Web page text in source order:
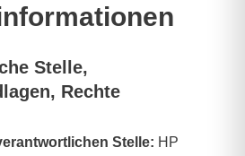
Stelle,
Rechte
Stelle: HP